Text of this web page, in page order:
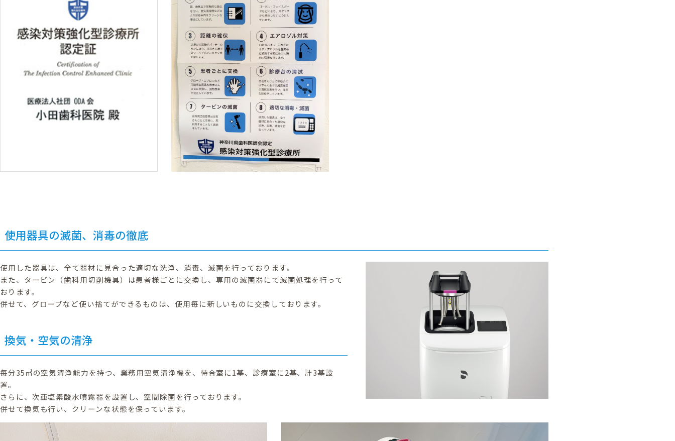
使用器具の滅菌、消毒の徹底
使用した器具は、全て器材に見合った適切な洗浄、消毒、滅菌を行っております。
また、タービン（歯科用切削機具）は患者様ごとに交換し、専用の滅菌器にて滅菌処理を行って
おります。
併せて、グローブなど使い捨てができるものは、使用毎に新しいものに交換しております。
換気・空気の清浄
毎分35㎥の空気清浄能力を持つ、業務用空気清浄機を、待合室に1基、診療室に2基、計3基設
置。
さらに、次亜塩素酸水噴霧器を設置し、空間除菌を行っております。
併せて換気も行い、クリーンな状態を保っています。